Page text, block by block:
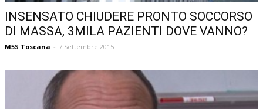
INSENSATO CHIUDERE PRONTO SOCCORSO
DI MASSA, 3MILA PAZIENTI DOVE VANNO?
M5S Toscana - 7 Settembre 2015